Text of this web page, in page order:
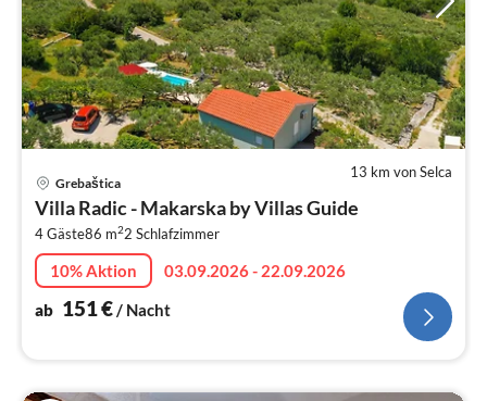
13 km von Selca
Grebaštica
Villa Radic - Makarska by Villas Guide
4 Gäste86 m22 Schlafzimmer
10% Aktion
03.09.2026 - 22.09.2026
ab 151€/ Nacht